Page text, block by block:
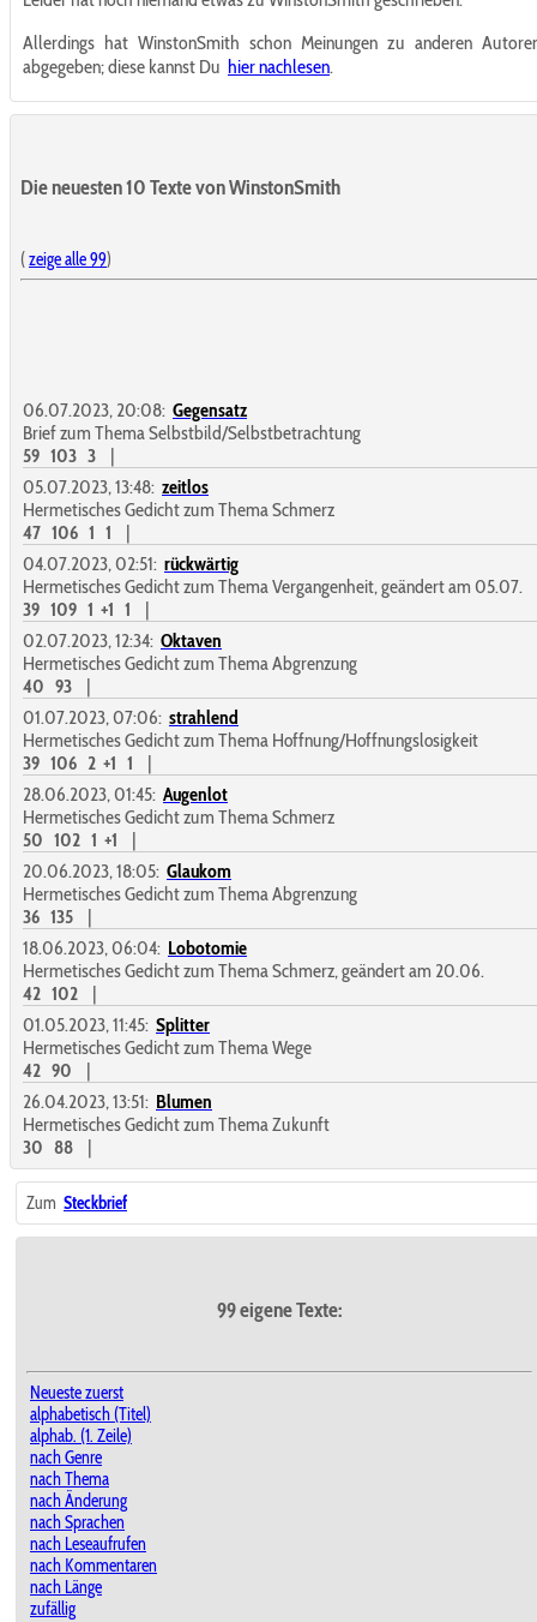
Allerdings hat WinstonSmith schon Meinungen zu anderen
abgegeben; diese kannst Du hier nachlesen.
Die neuesten 10 Texte von WinstonSmith
(zeige alle 99)
06.07.2023, 20:08: Gegensatz
Brief zum Thema Selbstbild/Selbstbetrachtung
59 103 3
|
05.07.2023, 13:48: zeitlos
Hermetisches Gedicht zum Thema Schmerz
47 106 1 1
|
04.07.2023, 02:51: rückwärtig
Hermetisches Gedicht zum Thema Vergangenheit, geändert am 05.07.
39 109 1 +1 1
|
02.07.2023, 12:34: Oktaven
Hermetisches Gedicht zum Thema Abgrenzung
40 93
|
01.07.2023, 07:06: strahlend
Hermetisches Gedicht zum Thema Hoffnung/Hoffnungslosigkeit
39 106 2 +1 1
|
28.06.2023, 01:45: Augenlot
Hermetisches Gedicht zum Thema Schmerz
50 102 1 +1
|
20.06.2023, 18:05: Glaukom
Hermetisches Gedicht zum Thema Abgrenzung
36 135
|
18.06.2023, 06:04: Lobotomie
Hermetisches Gedicht zum Thema Schmerz, geändert am 20.06.
42 102
|
01.05.2023, 11:45: Splitter
Hermetisches Gedicht zum Thema Wege
42 90
|
26.04.2023, 13:51: Blumen
Hermetisches Gedicht zum Thema Zukunft
30 88 |
Zum Steckbrief
99 eigene Texte:
Neueste zuerst
alphabetisch (Titel)
alphab. (1. Zeile)
nach Genre
nach Thema
nach Änderung
nach Sprachen
nach Leseaufrufen
nach Kommentaren
nach Länge
zufällig